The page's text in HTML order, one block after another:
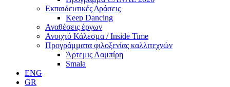
Εκπαιδευτικές Δράσεις
Keep Dancing
Αναθέσεις έργων
Ανοιχτό Κάλεσμα / Inside Time
Προγράμματα φιλοξενίας καλλιτεχνών
Άρτεμις Λαμπίρη
Smala
ENG
GR